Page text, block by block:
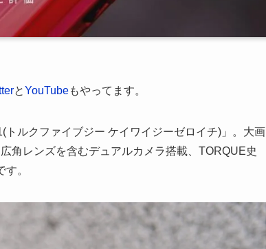
とYouTubeもやってます。
ルクファイブジー ケイワイジーゼロイチ)」。大画
角レンズを含むデュアルカメラ搭載、TORQUE史
。